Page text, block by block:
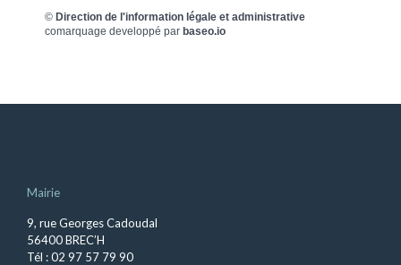
© Direction de l'information légale et administrative
comarquage developpé par baseo.io
Mairie
9, rue Georges Cadoudal
56400 BREC’H
Tél : 02 97 57 79 90